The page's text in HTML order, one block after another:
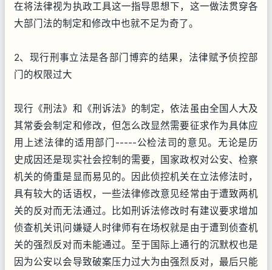
在将法律视为执政工具这一指导思想下，这一做法贯穿各
大部门法的制定和修改中也就不足为奇了。
2、现行刑事立法是各部门博弈的结果，法律赋予侦控部
门的权限过大
现行《刑法》和《刑诉法》的制定，依法虽由全国人大及
其常委会制定和修改，但怎么改显然需要征求作为具体应
用上述法律的适用部门-----公检法司的意见。无论是历
史成因还是现实社会控制的需要，国家政权对公安、检察
机关的倚重是显而易见的。因此侦控机关在立法修法时，
具有较大的话语权，一些法律修改意见经常由于遭致两机
关的反对而无法通过。比如刑诉法修改时有建议要求增加
侦查机关讯问嫌疑人时律师有在场权就是由于遭到侦查机
关的强烈反对而未能通过。至于国际上通行的沉默权也是
因为公安以会导致破案压力过大为由强烈反对，最后只能